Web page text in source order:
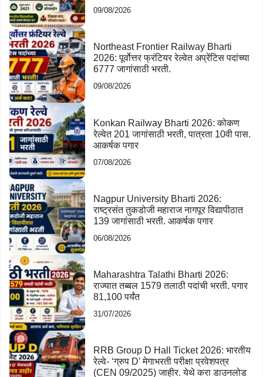
09/08/2026
Northeast Frontier Railway Bharti
2026: पूर्वोत्तर फ्रंटियर रेल्वेत अप्रेंटिस पदांच्या
6777 जागांसाठी भरती.
09/08/2026
Konkan Railway Bharti 2026: कोकण
रेल्वेत 201 जागांसाठी भरती, पात्रता 10वी पास.
आकर्षक पगार
07/08/2026
Nagpur University Bharti 2026:
राष्ट्रसंत तुकडोजी महाराज नागपूर विद्यापीठात
139 जागांसाठी भरती. आकर्षक पगार
06/08/2026
Maharashtra Talathi Bharti 2026:
राज्यात तब्बल 1579 तलाठी पदांची भरती. पगार
81,100 पर्यंत
31/07/2026
RRB Group D Hall Ticket 2026: भारतीय
रेल्वे- ‘ग्रुप D’ मेगाभरती परीक्षा प्रवेशपत्र
(CEN 09/2025) जाहीर. येथे करा डाउनलोड